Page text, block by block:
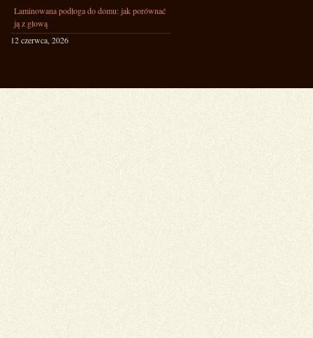
Laminowana podłoga do domu: jak porównać
ją z głową
12 czerwca, 2026